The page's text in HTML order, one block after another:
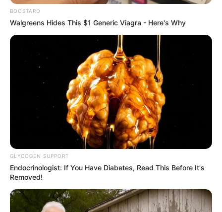
¿Viajar por el mar a
otra ciudad en
minutos? Ya no es
ciencia ficción
BOOSTARO
Walgreens Hides This $1 Generic Viagra - Here's Why
GLYCOGEN SUPPORT
Endocrinologist: If You Have Diabetes, Read This Before It's
Removed!